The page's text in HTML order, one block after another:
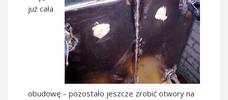
już cała
obudowę – pozostało jeszcze zrobić otwory na